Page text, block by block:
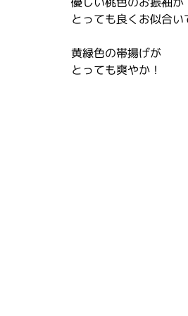
とっても良くお似合い
黄緑色の帯揚げが
とっても爽やか！